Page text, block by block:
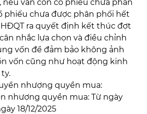
nếu vẫn còn cổ phiếu chưa phân
phiếu chưa được phân phối hết
ra quyết định kết thúc đợt
nhắc lựa chọn và điều chỉnh
vốn để đảm bảo không ảnh
vốn cũng như hoạt động kinh
nhượng quyền mua:
nhượng quyền mua: Từ ngày
18/12/2025